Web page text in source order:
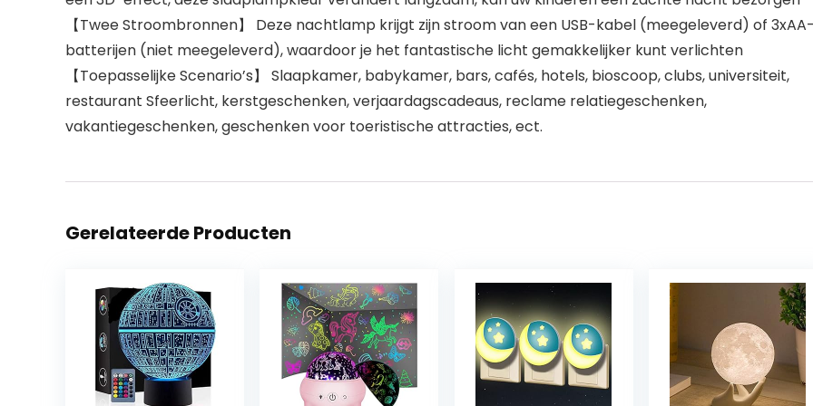
【Twee Stroombronnen】 Deze nachtlamp krijgt zijn stroom van een USB-kabel (meegeleverd) of
batterijen (niet meegeleverd), waardoor je het fantastische licht gemakkelijker kunt verlichten
【Toepasselijke Scenario’s】 Slaapkamer, babykamer, bars, cafés, hotels, bioscoop, clubs, universiteit,
restaurant Sfeerlicht, kerstgeschenken, verjaardagscadeaus, reclame relatiegeschenken,
vakantiegeschenken, geschenken voor toeristische attracties, ect.
Gerelateerde Producten